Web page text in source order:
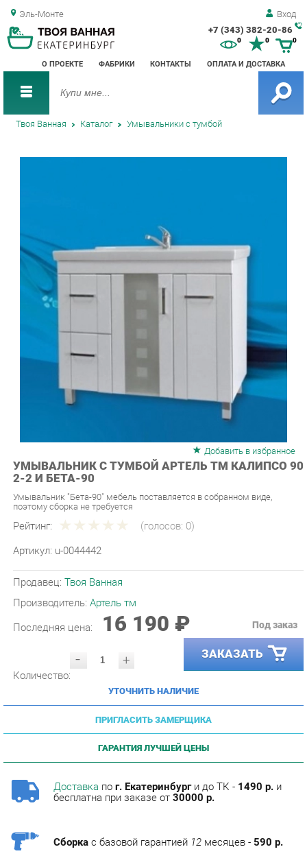
Эль-Монте Вход
+7 (343) 382-20-86
О ПРОЕКТЕ ФАБРИКИ КОНТАКТЫ ОПЛАТА И ДОСТАВКА
0 0
Твоя Ванная Каталог Умывальники с тумбой
УМЫВАЛЬНИК С ТУМБОЙ АРТЕЛЬ ТМ КАЛИПСО 90
2-2 И БЕТА-90
Умывальник "Бета-90" мебель поставляется в собранном виде,
Рейтинг:
Артикул: u-0044442
Продавец:
Производитель: Артель тм
Последняя цена: 16 190 ₽
- + ЗАКАЗАТЬ
УТОЧНИТЬ НАЛИЧИЕ
ПРИГЛАСИТЬ ЗАМЕРЩИКА
ГАРАНТИЯ ЛУЧШЕЙ ЦЕНЫ
по г. Екатеринбурги до ТК -
бесплатна при заказе от30000 р.
Подъём на этаж - 200 р.
Без лифта - 3 рубля за кг.